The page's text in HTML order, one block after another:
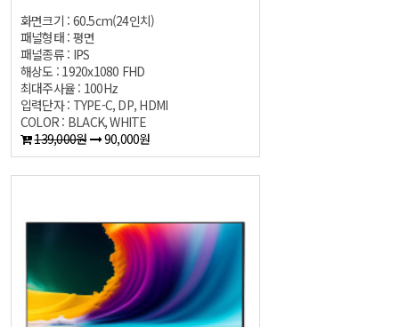
화면크기 : 60.5cm(24인치)
패널형태 : 평면
패널종류 : IPS
해상도 : 1920x1080 FHD
최대주사율 : 100Hz
입력단자 : TYPE-C, DP, HDMI
COLOR : BLACK, WHITE
139,000원
90,000원